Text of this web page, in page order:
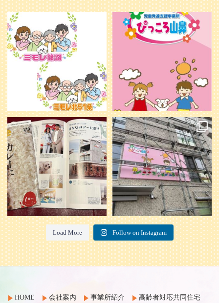
利用者様やご家族の皆さまに、親し
みや温かさが伝わるようなデザイン
を目指し、ミモレのイラストを新し
く作...
20 0
＼ 2026年6月1日 OPEN ／
...
25 0
本日発売のオトンvol.210号に掲載さ
れました！...
28 1
『ぴっころ山鼻』オープンに向けて
準備が着々と進んでいます。
皆さんお楽しみに〜
...
26 0
Load More Follow on Instagram
HOME 会社案内 事業所紹介 高齢者対応共同住宅